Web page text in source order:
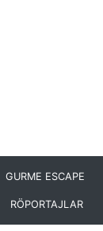
GURME ESCAPE
RÖPORTAJLAR